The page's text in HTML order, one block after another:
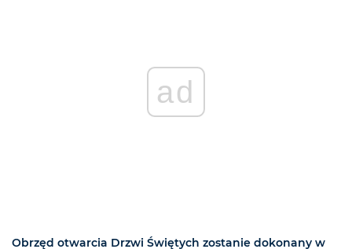
ad
Obrzęd otwarcia Drzwi Świętych zostanie dokonany w